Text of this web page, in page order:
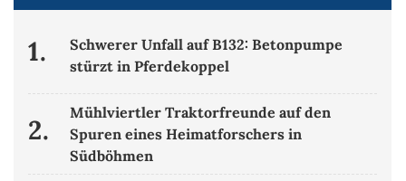
1.
Schwerer Unfall auf B132: Betonpumpe
stürzt in Pferdekoppel
2.
Mühlviertler Traktorfreunde auf den
Spuren eines Heimatforschers in
Südböhmen